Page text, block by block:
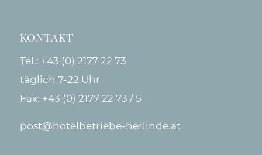
KONTAKT
Tel.: +43 (0) 2177 22 73
täglich 7-22 Uhr
Fax: +43 (0) 2177 22 73 / 5
post@hotelbetriebe-herlinde.at